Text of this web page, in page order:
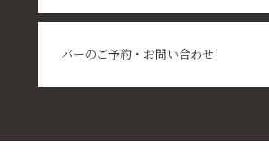
バーのご予約・お問い合わせ